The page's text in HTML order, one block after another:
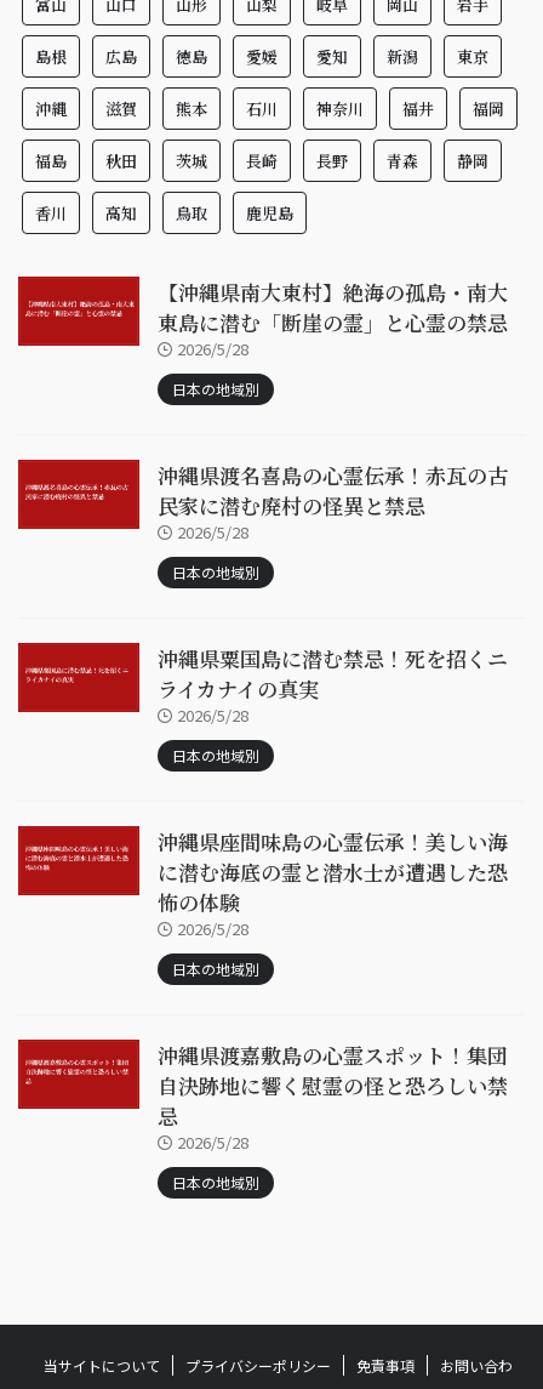
富山 山口 山形 山梨 岐阜 岡山 岩手
島根 広島 徳島 愛媛 愛知 新潟 東京
沖縄 滋賀 熊本 石川 神奈川 福井 福岡
福島 秋田 茨城 長崎 長野 青森 静岡
香川 高知 鳥取 鹿児島
【沖縄県南大東村】絶海の孤島・南大
東島に潜む「断崖の霊」と心霊の禁忌
2026/5/28
日本の地域別
沖縄県渡名喜島の心霊伝承！赤瓦の古
民家に潜む廃村の怪異と禁忌
2026/5/28
日本の地域別
沖縄県粟国島に潜む禁忌！死を招くニ
ライカナイの真実
2026/5/28
日本の地域別
沖縄県座間味島の心霊伝承！美しい海
に潜む海底の霊と潜水士が遭遇した恐
怖の体験
2026/5/28
日本の地域別
沖縄県渡嘉敷島の心霊スポット！集団
自決跡地に響く慰霊の怪と恐ろしい禁
忌
2026/5/28
日本の地域別
当サイトについて プライバシーポリシー 免責事項
お問い合わ